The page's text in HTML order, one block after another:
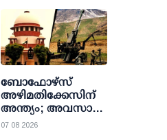
നിയമിതനായി
ബോഫോഴ്സ്
അഴിമതിക്കേസിന്
അന്ത്യം; അവസാന
അപ്പീലും തള്ളി
07 08 2026